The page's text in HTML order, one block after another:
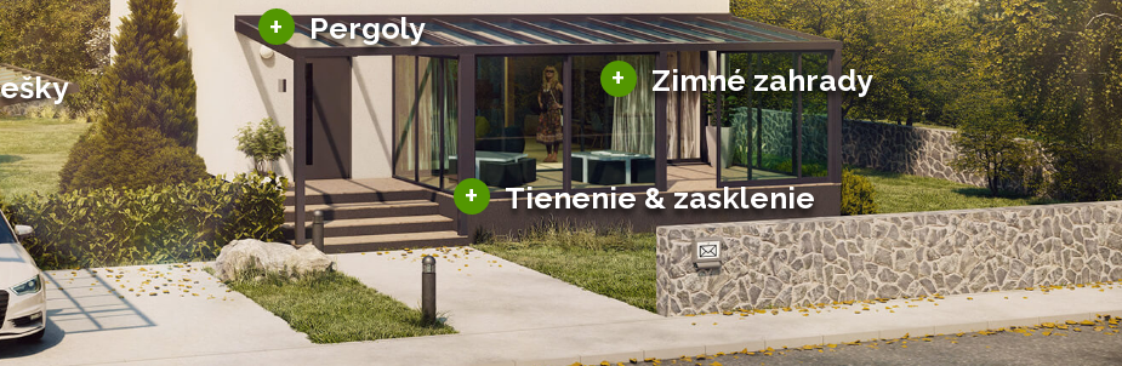
+ Pergoly
Hliníkové pergoly
Bioklimatické pergoly
Altány a zastrešenie
Solárne pergoly
+ Zimné zahrady
Sezónne zimné záhrady
Hliníkové zimné záhrady
Posuvné zimné záhrady
Solárne zimné záhrady
pre auto
+ Tienenie & zasklenie
Tienenie
Zasklenie